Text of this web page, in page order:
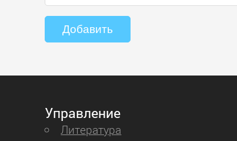
Управление
Литература